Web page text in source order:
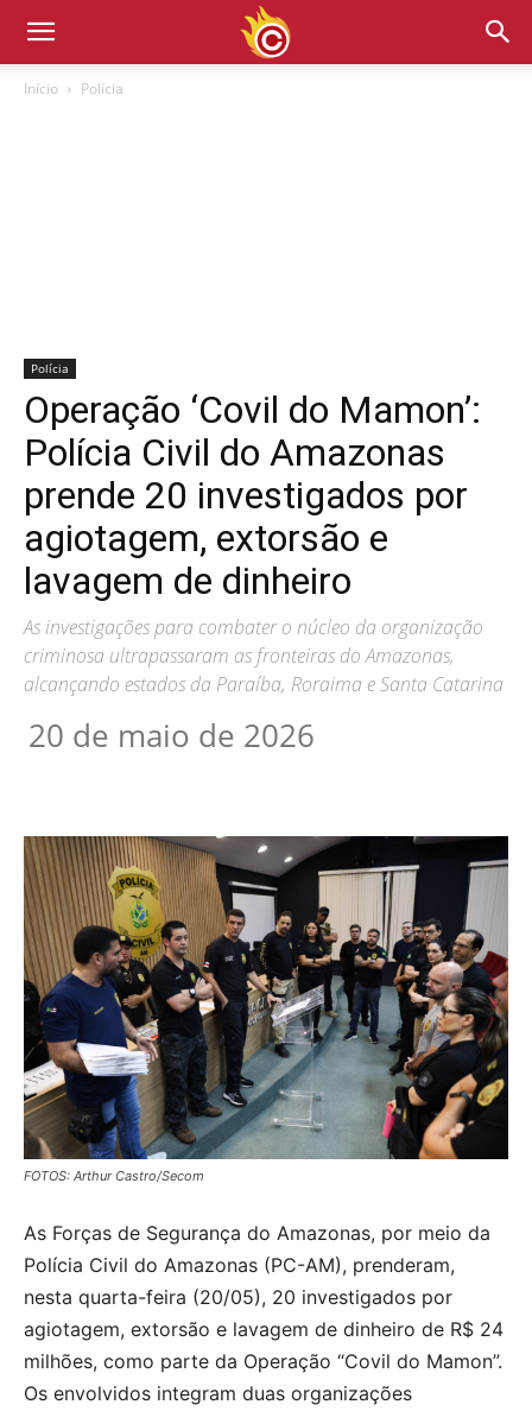
Início Polícia
Polícia
Operação ‘Covil do Mamon’:
Polícia Civil do Amazonas
prende 20 investigados por
agiotagem, extorsão e
lavagem de dinheiro
As investigações para combater o núcleo da organização
criminosa ultrapassaram as fronteiras do Amazonas,
alcançando estados da Paraíba, Roraima e Santa Catarina
20 de maio de 2026
FOTOS: Arthur Castro/Secom
As Forças de Segurança do Amazonas, por meio da
Polícia Civil do Amazonas (PC-AM), prenderam,
nesta quarta-feira (20/05), 20 investigados por
agiotagem, extorsão e lavagem de dinheiro de R$ 24
milhões, como parte da Operação “Covil do Mamon”.
Os envolvidos integram duas organizações